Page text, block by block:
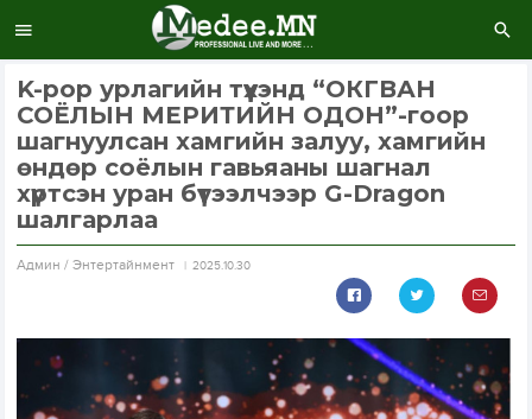
K-pop урлагийн түүхэнд “ОКГВАН
СОЁЛЫН МЕРИТИЙН ОДОН”-гоор
шагнуулсан хамгийн залуу, хамгийн
өндөр соёлын гавьяаны шагнал
хүртсэн уран бүтээлчээр G-Dragon
шалгарлаа
Aдмин / Энтертайнмент 2025.10.30